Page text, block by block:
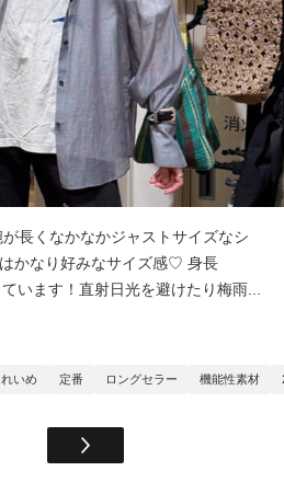
長くなかなかジャストサイズなシ
かなり好みなサイズ感♡ 身長
います！直射日光を避けたり梅雨...
れいめ 定番 ロングセラー 機能性素材